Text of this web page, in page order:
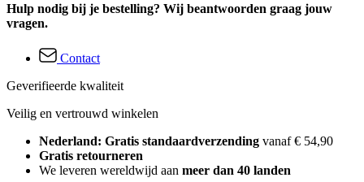
Hulp nodig bij je bestelling? Wij beantwoorden graag jouw
vragen.
Contact
Geverifieerde kwaliteit
Veilig en vertrouwd winkelen
Nederland: Gratis standaardverzending vanaf € 54,90
Gratis retourneren
We leveren wereldwijd aan meer dan 40 landen